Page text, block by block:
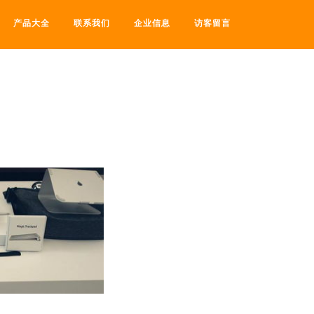
产品大全 联系我们 企业信息 访客留言